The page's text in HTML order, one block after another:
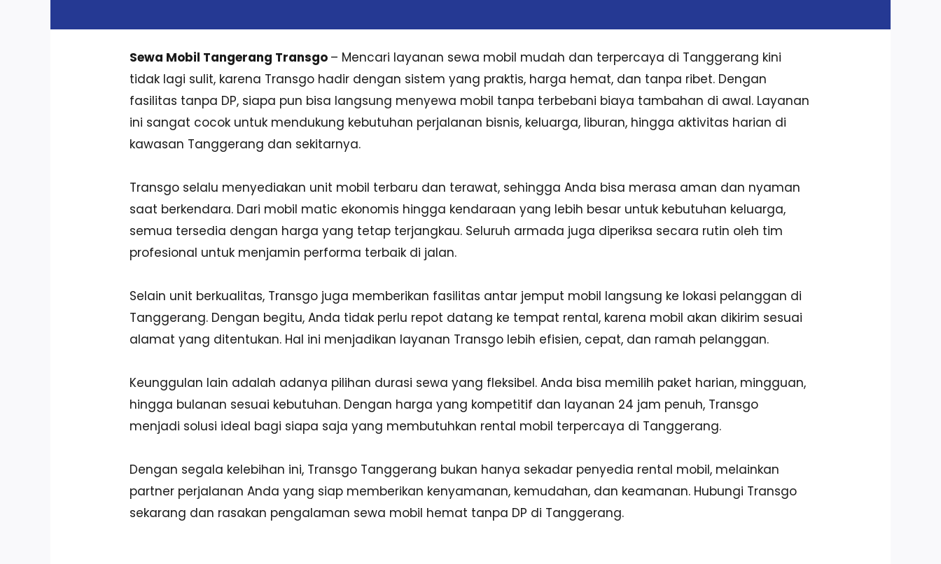
Sewa Mobil Tangerang Transgo – Mencari layanan sewa mobil mudah dan terpercaya di Tanggerang kini
tidak lagi sulit, karena Transgo hadir dengan sistem yang praktis, harga hemat, dan tanpa ribet. Dengan
fasilitas tanpa DP, siapa pun bisa langsung menyewa mobil tanpa terbebani biaya tambahan di awal. Layanan
ini sangat cocok untuk mendukung kebutuhan perjalanan bisnis, keluarga, liburan, hingga aktivitas harian di
kawasan Tanggerang dan sekitarnya.
Transgo selalu menyediakan unit mobil terbaru dan terawat, sehingga Anda bisa merasa aman dan nyaman
saat berkendara. Dari mobil matic ekonomis hingga kendaraan yang lebih besar untuk kebutuhan keluarga,
semua tersedia dengan harga yang tetap terjangkau. Seluruh armada juga diperiksa secara rutin oleh tim
profesional untuk menjamin performa terbaik di jalan.
Selain unit berkualitas, Transgo juga memberikan fasilitas antar jemput mobil langsung ke lokasi pelanggan di
Tanggerang. Dengan begitu, Anda tidak perlu repot datang ke tempat rental, karena mobil akan dikirim sesuai
alamat yang ditentukan. Hal ini menjadikan layanan Transgo lebih efisien, cepat, dan ramah pelanggan.
Keunggulan lain adalah adanya pilihan durasi sewa yang fleksibel. Anda bisa memilih paket harian, mingguan,
hingga bulanan sesuai kebutuhan. Dengan harga yang kompetitif dan layanan 24 jam penuh, Transgo
menjadi solusi ideal bagi siapa saja yang membutuhkan rental mobil terpercaya di Tanggerang.
Dengan segala kelebihan ini, Transgo Tanggerang bukan hanya sekadar penyedia rental mobil, melainkan
partner perjalanan Anda yang siap memberikan kenyamanan, kemudahan, dan keamanan. Hubungi Transgo
sekarang dan rasakan pengalaman sewa mobil hemat tanpa DP di Tanggerang.